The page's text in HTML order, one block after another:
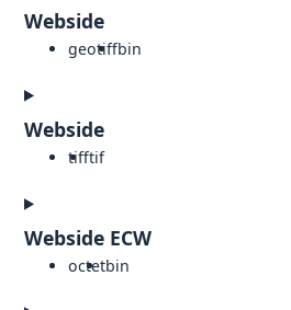
Webside
geotiffbin
Webside
tifftif
Webside ECW
octetbin